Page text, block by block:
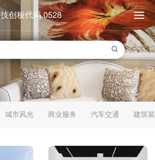
技创板代码 0528
城市风光 商业服务 汽车交通 建筑